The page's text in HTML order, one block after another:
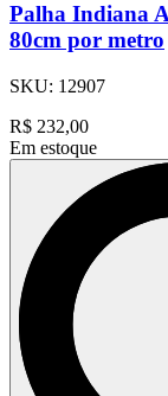
Palha Indiana
80cm por metro
SKU: 12907
R$ 232,00
Em estoque